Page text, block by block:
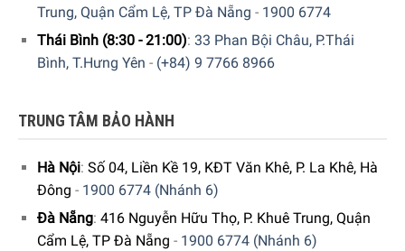
Trung, Quận Cẩm Lệ, TP Đà Nẵng - 1900 6774
Thái Bình (8:30 - 21:00): 33 Phan Bội Châu, P.Thái
Bình, T.Hưng Yên - (+84) 9 7766 8966
TRUNG TÂM BẢO HÀNH
Hà Nội: Số 04, Liền Kề 19, KĐT Văn Khê, P. La Khê, Hà
Đông - 1900 6774 (Nhánh 6)
Đà Nẵng: 416 Nguyễn Hữu Thọ, P. Khuê Trung, Quận
Cẩm Lệ, TP Đà Nẵng - 1900 6774 (Nhánh 6)